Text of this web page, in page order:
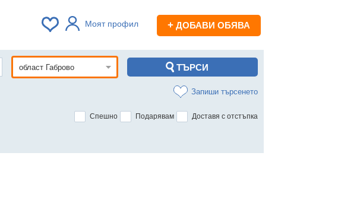
Моят профил + ДОБАВИ ОБЯВА
Запиши търсенето
Спешно Подарявам Доставя с отстъпка